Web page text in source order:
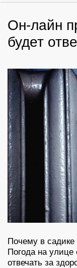
Он-лайн
будет
Почему в
Погода на улице
отвечать за